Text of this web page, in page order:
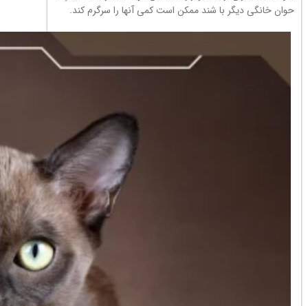
حوان خانگی دیگر با شند ممکن است کمی آنها را سرگرم کند.